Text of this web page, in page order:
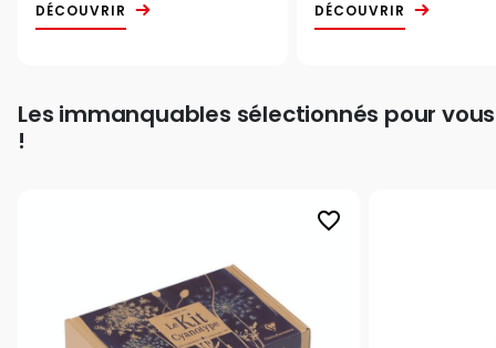
DÉCOUVRIR DÉCOUVRIR
Les immanquables sélectionnés pour vous
!
favorite_border